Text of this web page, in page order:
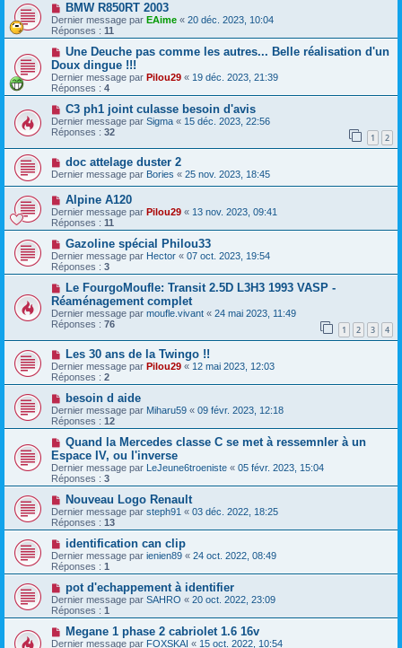
BMW R850RT 2003
Dernier message par EAime « 20 déc. 2023, 10:04
Réponses : 11
Une Deuche pas comme les autres... Belle réalisation d'un
Doux dingue !!!
Dernier message par Pilou29 « 19 déc. 2023, 21:39
Réponses : 4
C3 ph1 joint culasse besoin d'avis
Dernier message par Sigma « 15 déc. 2023, 22:56
Réponses : 32 1 2
doc attelage duster 2
Dernier message par Bories « 25 nov. 2023, 18:45
Alpine A120
Dernier message par Pilou29 « 13 nov. 2023, 09:41
Réponses : 11
Gazoline spécial Philou33
Dernier message par Hector « 07 oct. 2023, 19:54
Réponses : 3
Le FourgoMoufle: Transit 2.5D L3H3 1993 VASP -
Réaménagement complet
Dernier message par moufle.vivant « 24 mai 2023, 11:49
Réponses : 76 1 2 3 4
Les 30 ans de la Twingo !!
Dernier message par Pilou29 « 12 mai 2023, 12:03
Réponses : 2
besoin d aide
Dernier message par Miharu59 « 09 févr. 2023, 12:18
Réponses : 12
Quand la Mercedes classe C se met à ressemnler à un
Espace IV, ou l'inverse
Dernier message par LeJeune6troeniste « 05 févr. 2023, 15:04
Réponses : 3
Nouveau Logo Renault
Dernier message par steph91 « 03 déc. 2022, 18:25
Réponses : 13
identification can clip
Dernier message par ienien89 « 24 oct. 2022, 08:49
Réponses : 1
pot d'echappement à identifier
Dernier message par SAHRO « 20 oct. 2022, 23:09
Réponses : 1
Megane 1 phase 2 cabriolet 1.6 16v
Dernier message par FOXSKAI « 15 oct. 2022, 10:54